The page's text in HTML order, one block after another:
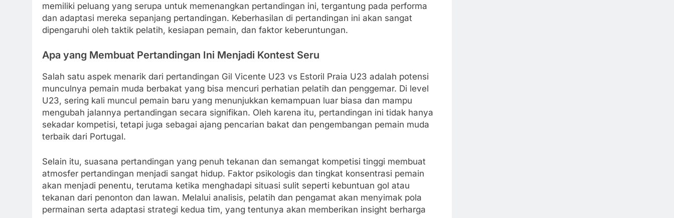
memiliki peluang yang serupa untuk memenangkan pertandingan ini, tergantung pada performa
dan adaptasi mereka sepanjang pertandingan. Keberhasilan di pertandingan ini akan sangat
dipengaruhi oleh taktik pelatih, kesiapan pemain, dan faktor keberuntungan.
Apa yang Membuat Pertandingan Ini Menjadi Kontest Seru
Salah satu aspek menarik dari pertandingan Gil Vicente U23 vs Estoril Praia U23 adalah potensi
munculnya pemain muda berbakat yang bisa mencuri perhatian pelatih dan penggemar. Di level
U23, sering kali muncul pemain baru yang menunjukkan kemampuan luar biasa dan mampu
mengubah jalannya pertandingan secara signifikan. Oleh karena itu, pertandingan ini tidak hanya
sekadar kompetisi, tetapi juga sebagai ajang pencarian bakat dan pengembangan pemain muda
terbaik dari Portugal.
Selain itu, suasana pertandingan yang penuh tekanan dan semangat kompetisi tinggi membuat
atmosfer pertandingan menjadi sangat hidup. Faktor psikologis dan tingkat konsentrasi pemain
akan menjadi penentu, terutama ketika menghadapi situasi sulit seperti kebuntuan gol atau
tekanan dari penonton dan lawan. Melalui analisis, pelatih dan pengamat akan menyimak pola
permainan serta adaptasi strategi kedua tim, yang tentunya akan memberikan insight berharga